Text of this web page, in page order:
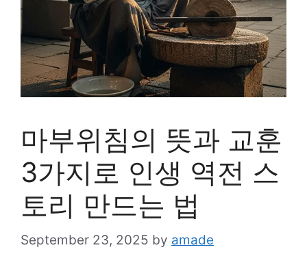
마부위침의 뜻과 교훈
3가지로 인생 역전 스
토리 만드는 법
September 23, 2025 by amade